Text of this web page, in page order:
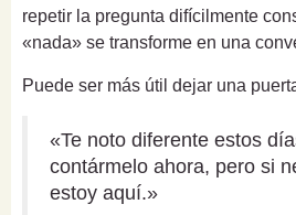
repetir la pregunta difícilmente
«nada» se transforme en una
Puede ser más útil dejar una
«Te noto diferente estos
contármelo ahora, pero si
estoy aquí.»